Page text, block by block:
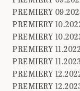
PREMIERY
PREMIERY
PREMIERY
PREMIERY
PREMIERY
PREMIERY
PREMIERY